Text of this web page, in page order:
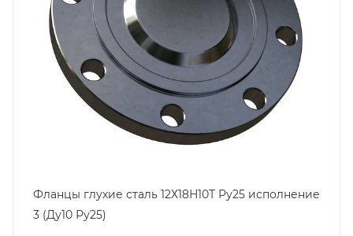
Фланцы глухие сталь 12Х18Н10Т Ру25 исполнение
3 (Ду10 Ру25)